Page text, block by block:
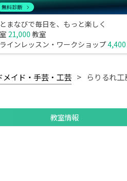
まなびで毎日を、もっと楽しく
21,000 教室
インレッスン・ワークショップ4,400
メイド・手芸・工芸 らりるれ工
教室情報
無料診断